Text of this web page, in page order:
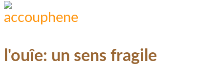
l'ouîe: un sens fragile